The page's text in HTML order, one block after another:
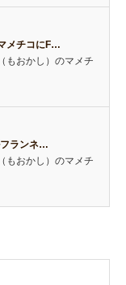
メチコにF…
もおかし）のマメチ
ランネ…
もおかし）のマメチ